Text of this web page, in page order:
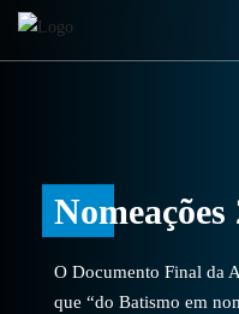
Nomeações
O Documento Final da
que “do Batismo em